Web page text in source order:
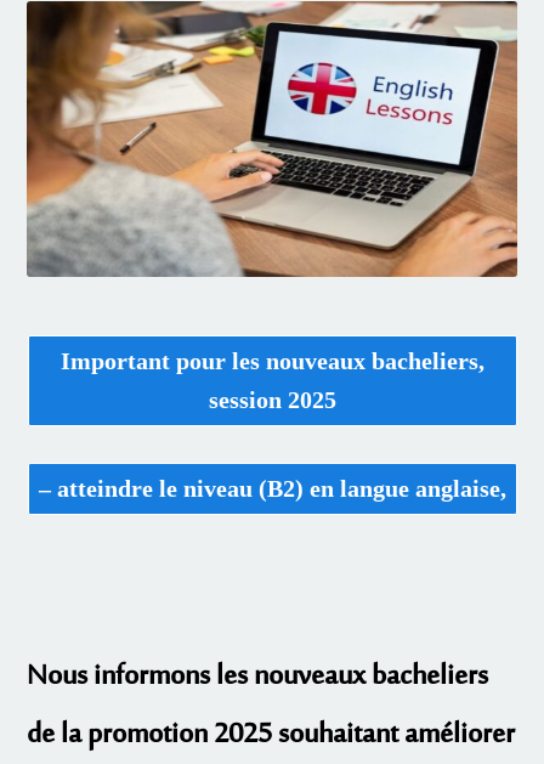
Important pour les nouveaux bacheliers,
session 2025
– atteindre le niveau (B2) en langue anglaise,
Nous informons les nouveaux bacheliers
de la promotion 2025 souhaitant améliorer